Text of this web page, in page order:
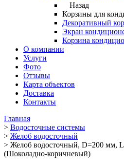
Назад
Корзины для
Декоративный
Экран
Корзина
О компании
Услуги
Фото
Отзывы
Карта объектов
Доставка
Контакты
Главная
> Водосточные системы
> Желоб водосточный
> Желоб водосточный, D=200 мм,
(Шоколадно-коричневый)